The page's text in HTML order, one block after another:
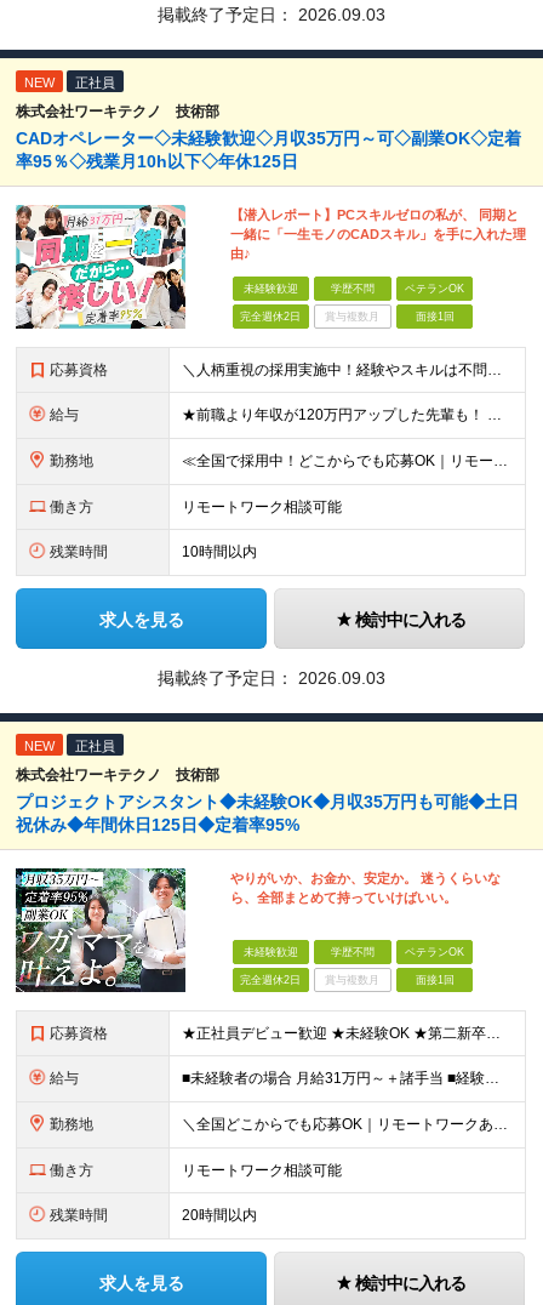
掲載終了予定日： 2026.09.03
NEW 正社員
株式会社ワーキテクノ 技術部
CADオペレーター◇未経験歓迎◇月収35万円～可◇副業OK◇定着
率95％◇残業月10h以下◇年休125日
【潜入レポート】PCスキルゼロの私が、 同期と
一緒に「一生モノのCADスキル」を手に入れた理
由♪
未経験歓迎 学歴不問 ベテランOK
完全週休2日 賞与複数月 面接1回
応募資格 ＼人柄重視の採用実施中！経験やスキルは不問です／ ★正社員デビューも歓迎★未経験OK★第二新卒歓迎★学歴不問 ◎20代～30代の若手中心に活躍中 ◎U/Iターンも歓迎 ◎転居を伴う転勤なし ◎家族の
給与 ★前職より年収が120万円アップした先輩も！ ★年収500万円可能 ■月給30万円～80万円＋各種手当（経験者） ■月給26万2000円～36万円＋各種手当（未経験者/首都圏） ※首都圏以外の未経
勤務地 ≪全国で採用中！どこからでも応募OK｜リモートワークあり≫ ★大阪・東京・名古屋・福岡への引っ越し補助制度あり ★会社都合の転居を伴う転勤はなし ‥‥━━━━━━ ご自宅から通いやすいエリアや希望す
働き方 リモートワーク相談可能
残業時間 10時間以内
求人を見る 検討中に入れる
掲載終了予定日： 2026.09.03
NEW 正社員
株式会社ワーキテクノ 技術部
プロジェクトアシスタント◆未経験OK◆月収35万円も可能◆土日
祝休み◆年間休日125日◆定着率95%
やりがいか、お金か、安定か。 迷うくらいな
ら、全部まとめて持っていけばいい。
未経験歓迎 学歴不問 ベテランOK
完全週休2日 賞与複数月 面接1回
応募資格 ★正社員デビュー歓迎 ★未経験OK ★第二新卒歓迎 ★学歴不問 ＜こんな方にピッタリ！＞ □ 収入も、お休みも、絶対に妥協したくない！ □ ゆとりのある生活を楽しみながら、将来ずっと役立つスキル
給与 ■未経験者の場合 月給31万円～＋諸手当 ■経験者の場合 月給35万円～90万円＋諸手当 ★前職から年収120万円UPの実績あり ★初年度年収500万円～も可能！ ※首都圏以外の未経験の方は【月
勤務地 ＼全国どこからでも応募OK｜リモートワークあり／ ◇会社都合の転居を伴う転勤はなし ◇直行直帰OK！ ご自宅から通いやすいエリアや希望するエリアの プロジェクトをご担当いただきます！ 「自宅から通え
働き方 リモートワーク相談可能
残業時間 20時間以内
求人を見る 検討中に入れる